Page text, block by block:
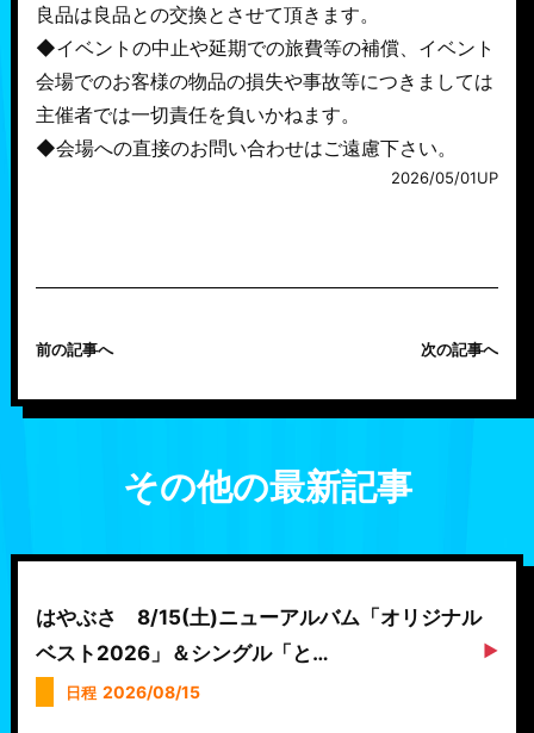
良品は良品との交換とさせて頂きます。
◆イベントの中止や延期での旅費等の補償、イベント
会場でのお客様の物品の損失や事故等につきましては
主催者では一切責任を負いかねます。
◆会場への直接のお問い合わせはご遠慮下さい。
2026/05/01UP
前の記事へ 次の記事へ
その他の最新記事
はやぶさ 8/15(土)ニューアルバム「オリジナル
ベスト2026」＆シングル「と…
日程 2026/08/15